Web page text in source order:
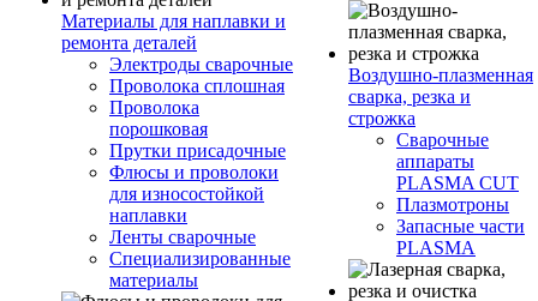
Материалы для наплавки и
ремонта деталей
Электроды сварочные
Проволока сплошная
Проволока
порошковая
Прутки присадочные
Флюсы и проволоки
для износостойкой
наплавки
Ленты сварочные
Специализированные
материалы
Воздушно-плазменная
сварка, резка и
строжка
Сварочные
аппараты
PLASMA CUT
Плазмотроны
Запасные части
PLASMA